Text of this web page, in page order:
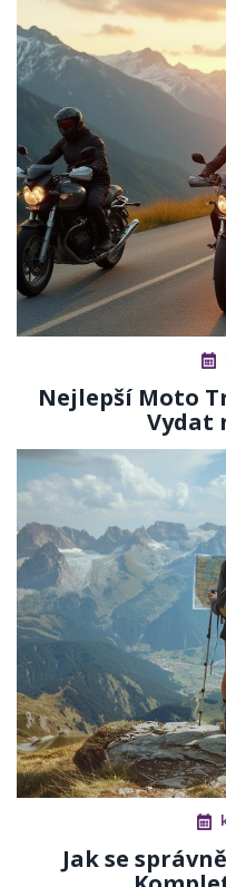
Nejlepší Moto
Vydat
Jak se